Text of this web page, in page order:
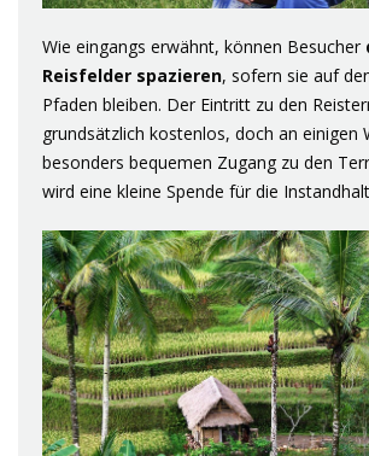
Wie eingangs erwähnt, können Besucher
Reisfelder spazieren, sofern sie auf
Pfaden bleiben. Der Eintritt zu den
grundsätzlich kostenlos, doch an einigen
besonders bequemen Zugang zu den
wird eine kleine Spende für die